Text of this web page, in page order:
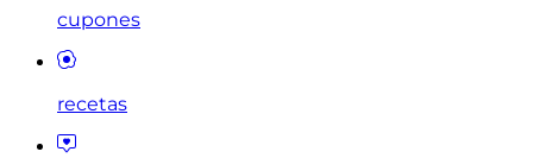
cupones
recetas